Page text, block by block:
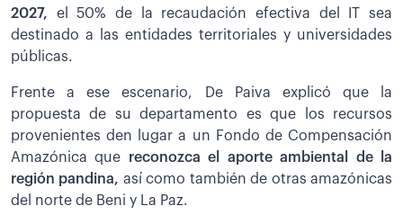
2027, el 50% de la recaudación efectiva del IT sea
destinado a las entidades territoriales y universidades
públicas.
Frente a ese escenario, De Paiva explicó que la
propuesta de su departamento es que los recursos
provenientes den lugar a un Fondo de Compensación
Amazónica que reconozca el aporte ambiental de la
región pandina, así como también de otras amazónicas
del norte de Beni y La Paz.